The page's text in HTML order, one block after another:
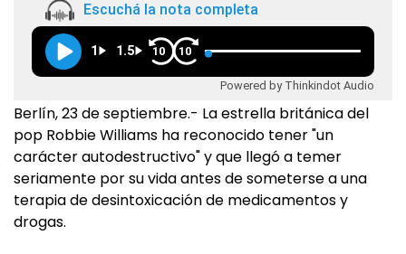
Escuchá la nota completa
1 1.5 10 10
Powered by Thinkindot Audio
Berlín, 23 de septiembre.- La estrella británica del
pop Robbie Williams ha reconocido tener "un
carácter autodestructivo" y que llegó a temer
seriamente por su vida antes de someterse a una
terapia de desintoxicación de medicamentos y
drogas.